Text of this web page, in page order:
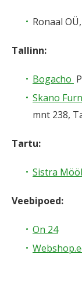
Ronaal
Tallinn:
Bogacho
Skano
mnt 238,
Tartu:
Sistra
Veebipoed:
On 24